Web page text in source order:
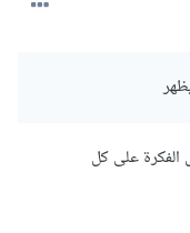
على كل